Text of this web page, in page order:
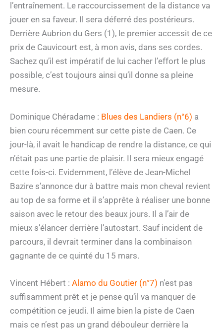
l’entraînement. Le raccourcissement de la distance va
jouer en sa faveur. Il sera déferré des postérieurs.
Derrière Aubrion du Gers (1), le premier accessit de ce
prix de Cauvicourt est, à mon avis, dans ses cordes.
Sachez qu’il est impératif de lui cacher l’effort le plus
possible, c’est toujours ainsi qu’il donne sa pleine
mesure.
Dominique Chéradame : Blues des Landiers (n°6) a
bien couru récemment sur cette piste de Caen. Ce
jour-là, il avait le handicap de rendre la distance, ce qui
n’était pas une partie de plaisir. Il sera mieux engagé
cette fois-ci. Evidemment, l’élève de Jean-Michel
Bazire s’annonce dur à battre mais mon cheval revient
au top de sa forme et il s’apprête à réaliser une bonne
saison avec le retour des beaux jours. Il a l’air de
mieux s’élancer derrière l’autostart. Sauf incident de
parcours, il devrait terminer dans la combinaison
gagnante de ce quinté du 15 mars.
Vincent Hébert : Alamo du Goutier (n°7) n’est pas
suffisamment prêt et je pense qu’il va manquer de
compétition ce jeudi. Il aime bien la piste de Caen
mais ce n’est pas un grand débouleur derrière la